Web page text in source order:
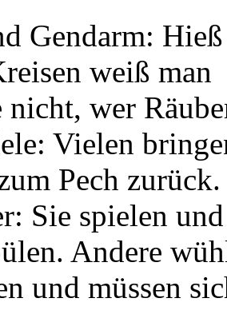
Gendarm:
weiß man
nicht, wer
Vielen
Pech zurück.
Sie spielen
Andere
und müssen